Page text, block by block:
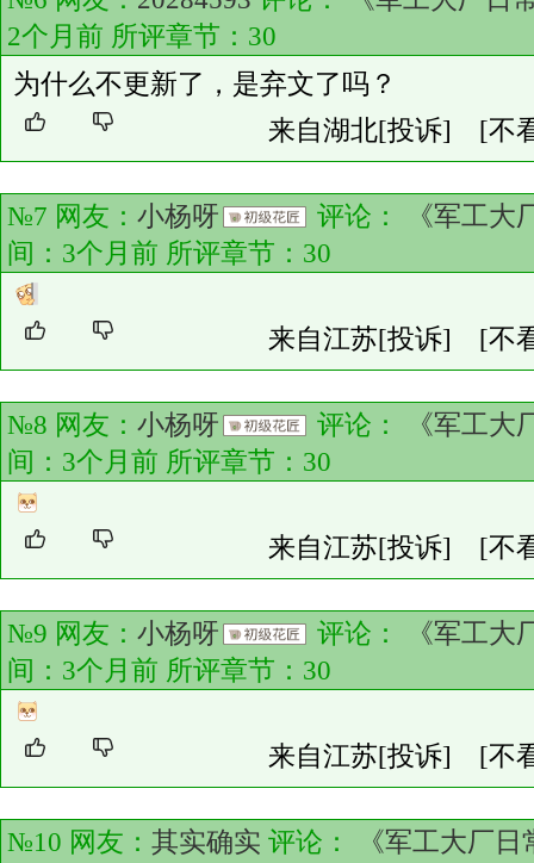
2个月前 所评章节： 30
为什么不更新了，是弃文了吗？
来自湖北[投诉] [不
№7 网友： 小杨呀 评论：
《军工大
间：3个月前 所评章节： 30
来自江苏[投诉] [不
№8 网友： 小杨呀 评论：
《军工大
间：3个月前 所评章节： 30
来自江苏[投诉] [不
№9 网友： 小杨呀 评论：
《军工大
间：3个月前 所评章节： 30
来自江苏[投诉] [不
№10 网友： 其实确实 评论：
《军工大厂